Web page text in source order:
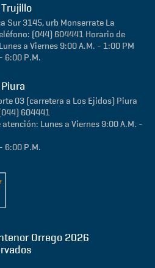
Sur 3145, urb Monserrate La
(044) 604441 Horario de
a Viernes 9:00 A.M. - 1:00 PM
6:00 P.M.
03 (carretera a Los Ejidos) Piura
604441
atención: Lunes a Viernes 9:00 A.M. -
6:00 P.M.
Orrego 2026